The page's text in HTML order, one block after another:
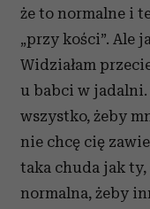
że to normalne i
„przy kości”. Ale
Widziałam
u babci w jadalni.
wszystko, żeby
nie chcę cię
taka chuda jak
normalna, żeby